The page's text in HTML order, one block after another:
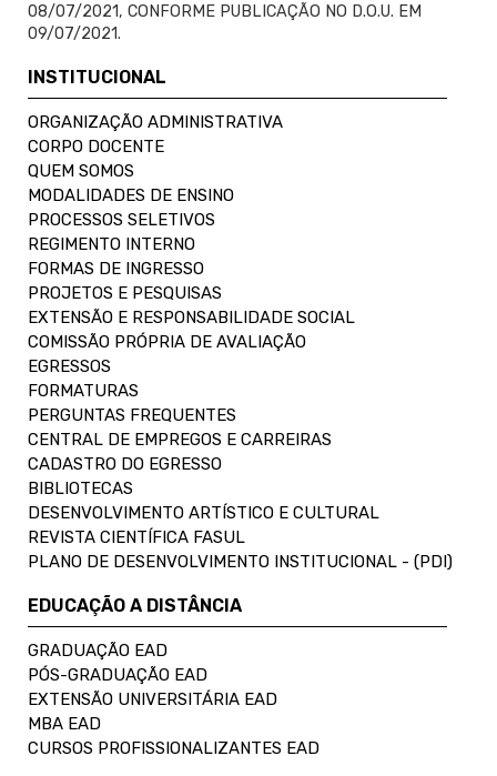
08/07/2021, CONFORME PUBLICAÇÃO NO D.O.U. EM
09/07/2021.
INSTITUCIONAL
ORGANIZAÇÃO ADMINISTRATIVA
CORPO DOCENTE
QUEM SOMOS
MODALIDADES DE ENSINO
PROCESSOS SELETIVOS
REGIMENTO INTERNO
FORMAS DE INGRESSO
PROJETOS E PESQUISAS
EXTENSÃO E RESPONSABILIDADE SOCIAL
COMISSÃO PRÓPRIA DE AVALIAÇÃO
EGRESSOS
FORMATURAS
PERGUNTAS FREQUENTES
CENTRAL DE EMPREGOS E CARREIRAS
CADASTRO DO EGRESSO
BIBLIOTECAS
DESENVOLVIMENTO ARTÍSTICO E CULTURAL
REVISTA CIENTÍFICA FASUL
PLANO DE DESENVOLVIMENTO INSTITUCIONAL - (PDI)
EDUCAÇÃO A DISTÂNCIA
GRADUAÇÃO EAD
PÓS-GRADUAÇÃO EAD
EXTENSÃO UNIVERSITÁRIA EAD
MBA EAD
CURSOS PROFISSIONALIZANTES EAD